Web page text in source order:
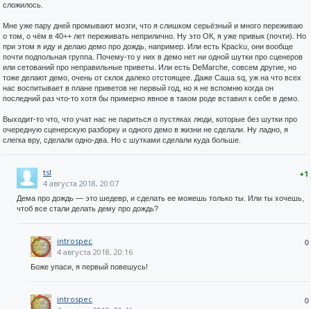
сложилось.
Мне уже пару дней промывают мозги, что я слишком серьёзный и много переживаю
о том, о чём в 40++ лет переживать неприлично. Ну это ОК, я уже привык (почти). Но
при этом я иду и делаю демо про дождь, например. Или есть Kpacku, они вообще
почти подпольная группа. Почему-то у них в демо нет ни одной шутки про сценеров
или сетований про неправильные приветы. Или есть DeMarche, совсем другие, но
тоже делают демо, очень от склок далеко отстоящее. Даже Саша sq, уж на что всех
нас воспитывает в плане приветов не первый год, но я не вспомню когда он
последний раз что-то хотя бы примерно явное в таком роде вставил к себе в демо.
Выходит-то что, что учат нас не париться о пустяках люди, которые без шутки про
очередную сценерскую разборку и одного демо в жизни не сделали. Ну ладно, я
слегка вру, сделали одно-два. Но с шутками сделали куда больше.
+1
tsl
4 августа 2018, 20:07
Дема про дождь — это шедевр, и сделать ее можешь только ты. Или ты хочешь,
чтоб все стали делать дему про дождь?
0
introspec
4 августа 2018, 20:16
Боже упаси, я первый повешусь!
0
introspec